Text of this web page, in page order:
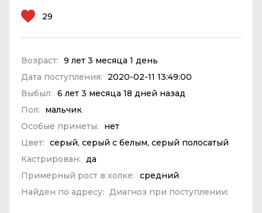
29
Возраст: 9 лет 3 месяца 1 день
Дата поступления:
2020-02-11 13:49:00
Выбыл: 6 лет 3 месяца 18 дней назад
Пол:
мальчик
Особые приметы:
нет
Цвет: серый, серый с белым, серый полосатый
Кастрирован: да
Примерный рост в холке: средний
Найден по адресу: Диагноз при поступлении: